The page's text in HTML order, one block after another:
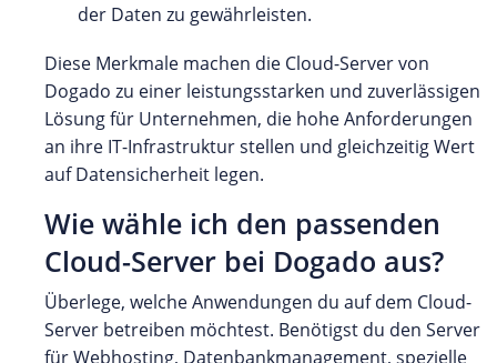
der Daten zu gewährleisten.
Diese Merkmale machen die Cloud-Server von
Dogado zu einer leistungsstarken und zuverlässigen
Lösung für Unternehmen, die hohe Anforderungen
an ihre IT-Infrastruktur stellen und gleichzeitig Wert
auf Datensicherheit legen.
Wie wähle ich den passenden
Cloud-Server bei Dogado aus?
Überlege, welche Anwendungen du auf dem Cloud-
Server betreiben möchtest. Benötigst du den Server
für Webhosting, Datenbankmanagement, spezielle